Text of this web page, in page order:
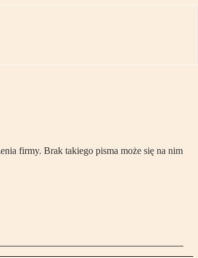
firmy. Brak takiego pisma może się na nim